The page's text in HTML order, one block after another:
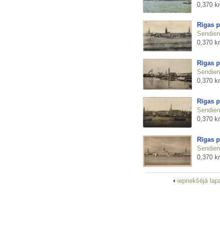
0,370
Rīgas
0,370
Rīgas
0,370
Rīgas
0,370
Rīgas
0,370
iepriekšējā